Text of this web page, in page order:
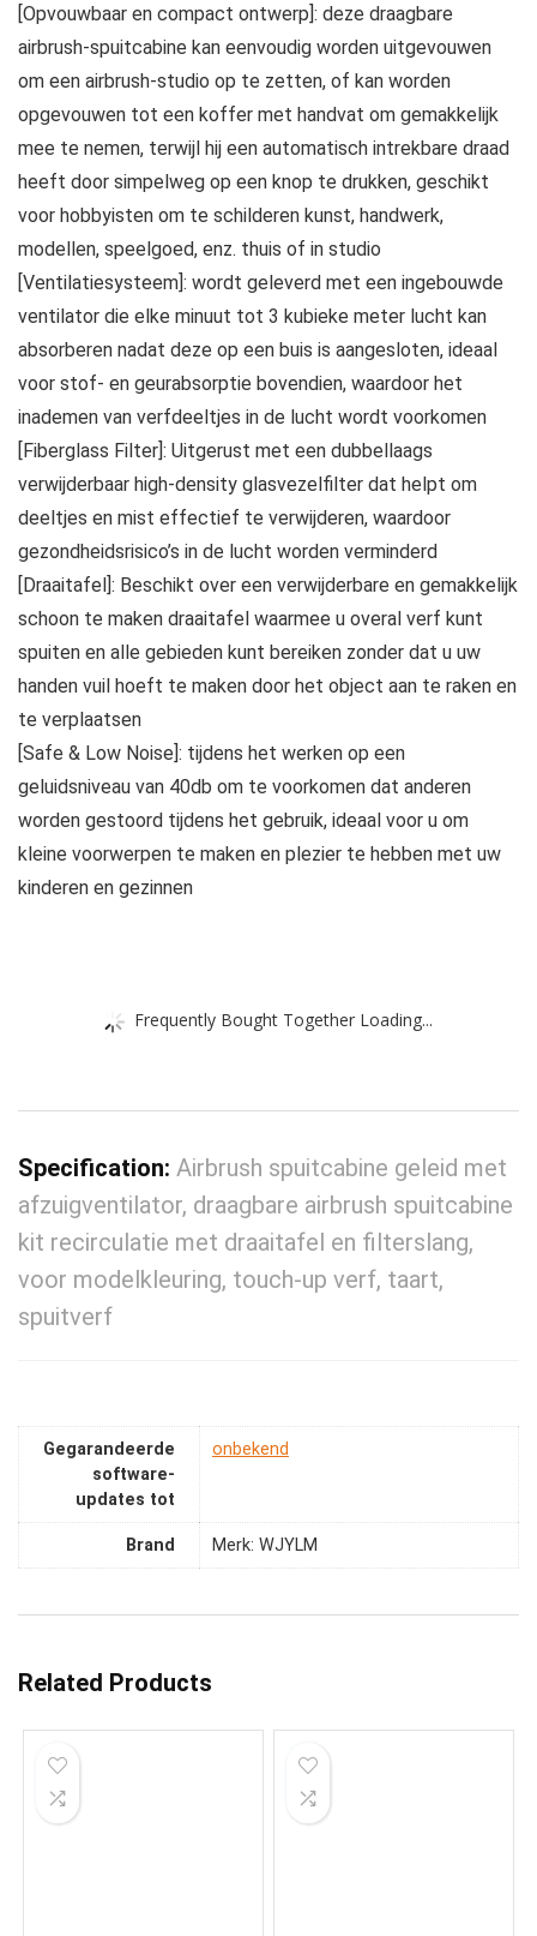
[Opvouwbaar en compact ontwerp]: deze draagbare
airbrush-spuitcabine kan eenvoudig worden uitgevouwen
om een airbrush-studio op te zetten, of kan worden
opgevouwen tot een koffer met handvat om gemakkelijk
mee te nemen, terwijl hij een automatisch intrekbare draad
heeft door simpelweg op een knop te drukken, geschikt
voor hobbyisten om te schilderen kunst, handwerk,
modellen, speelgoed, enz. thuis of in studio
[Ventilatiesysteem]: wordt geleverd met een ingebouwde
ventilator die elke minuut tot 3 kubieke meter lucht kan
absorberen nadat deze op een buis is aangesloten, ideaal
voor stof- en geurabsorptie bovendien, waardoor het
inademen van verfdeeltjes in de lucht wordt voorkomen
[Fiberglass Filter]: Uitgerust met een dubbellaags
verwijderbaar high-density glasvezelfilter dat helpt om
deeltjes en mist effectief te verwijderen, waardoor
gezondheidsrisico’s in de lucht worden verminderd
[Draaitafel]: Beschikt over een verwijderbare en gemakkelijk
schoon te maken draaitafel waarmee u overal verf kunt
spuiten en alle gebieden kunt bereiken zonder dat u uw
handen vuil hoeft te maken door het object aan te raken en
te verplaatsen
[Safe & Low Noise]: tijdens het werken op een
geluidsniveau van 40db om te voorkomen dat anderen
worden gestoord tijdens het gebruik, ideaal voor u om
kleine voorwerpen te maken en plezier te hebben met uw
kinderen en gezinnen
Frequently Bought Together Loading...
Specification: Airbrush spuitcabine geleid met
afzuigventilator, draagbare airbrush spuitcabine
kit recirculatie met draaitafel en filterslang,
voor modelkleuring, touch-up verf, taart,
spuitverf
Gegarandeerde
software-
updates tot
‎onbekend
Brand Merk: WJYLM
Related Products